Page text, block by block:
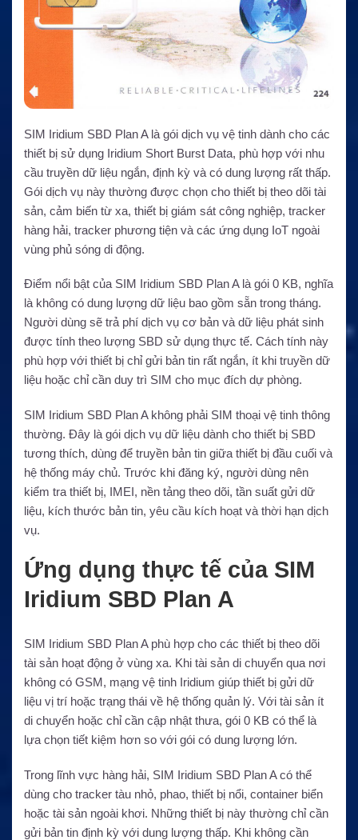
SIM Iridium SBD Plan A là gói dịch vụ vệ tinh dành cho các
thiết bị sử dụng Iridium Short Burst Data, phù hợp với nhu
cầu truyền dữ liệu ngắn, định kỳ và có dung lượng rất thấp.
Gói dịch vụ này thường được chọn cho thiết bị theo dõi tài
sản, cảm biến từ xa, thiết bị giám sát công nghiệp, tracker
hàng hải, tracker phương tiện và các ứng dụng IoT ngoài
vùng phủ sóng di động.
Điểm nổi bật của SIM Iridium SBD Plan A là gói 0 KB, nghĩa
là không có dung lượng dữ liệu bao gồm sẵn trong tháng.
Người dùng sẽ trả phí dịch vụ cơ bản và dữ liệu phát sinh
được tính theo lượng SBD sử dụng thực tế. Cách tính này
phù hợp với thiết bị chỉ gửi bản tin rất ngắn, ít khi truyền dữ
liệu hoặc chỉ cần duy trì SIM cho mục đích dự phòng.
SIM Iridium SBD Plan A không phải SIM thoại vệ tinh thông
thường. Đây là gói dịch vụ dữ liệu dành cho thiết bị SBD
tương thích, dùng để truyền bản tin giữa thiết bị đầu cuối và
hệ thống máy chủ. Trước khi đăng ký, người dùng nên
kiểm tra thiết bị, IMEI, nền tảng theo dõi, tần suất gửi dữ
liệu, kích thước bản tin, yêu cầu kích hoạt và thời hạn dịch
vụ.
Ứng dụng thực tế của SIM
Iridium SBD Plan A
SIM Iridium SBD Plan A phù hợp cho các thiết bị theo dõi
tài sản hoạt động ở vùng xa. Khi tài sản di chuyển qua nơi
không có GSM, mạng vệ tinh Iridium giúp thiết bị gửi dữ
liệu vị trí hoặc trạng thái về hệ thống quản lý. Với tài sản ít
di chuyển hoặc chỉ cần cập nhật thưa, gói 0 KB có thể là
lựa chọn tiết kiệm hơn so với gói có dung lượng lớn.
Trong lĩnh vực hàng hải, SIM Iridium SBD Plan A có thể
dùng cho tracker tàu nhỏ, phao, thiết bị nổi, container biển
hoặc tài sản ngoài khơi. Những thiết bị này thường chỉ cần
gửi bản tin định kỳ với dung lượng thấp. Khi không cần